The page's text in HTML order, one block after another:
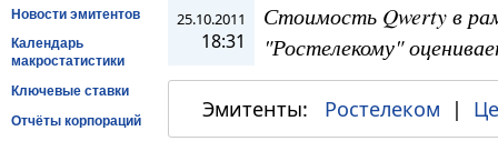
Новости эмитентов
Календарь
макростатистики
Ключевые ставки
Отчёты корпораций
25.10.2011
18:31
Стоимость Qwerty в
"Ростелекому"
Эмитенты: Ростелеком |